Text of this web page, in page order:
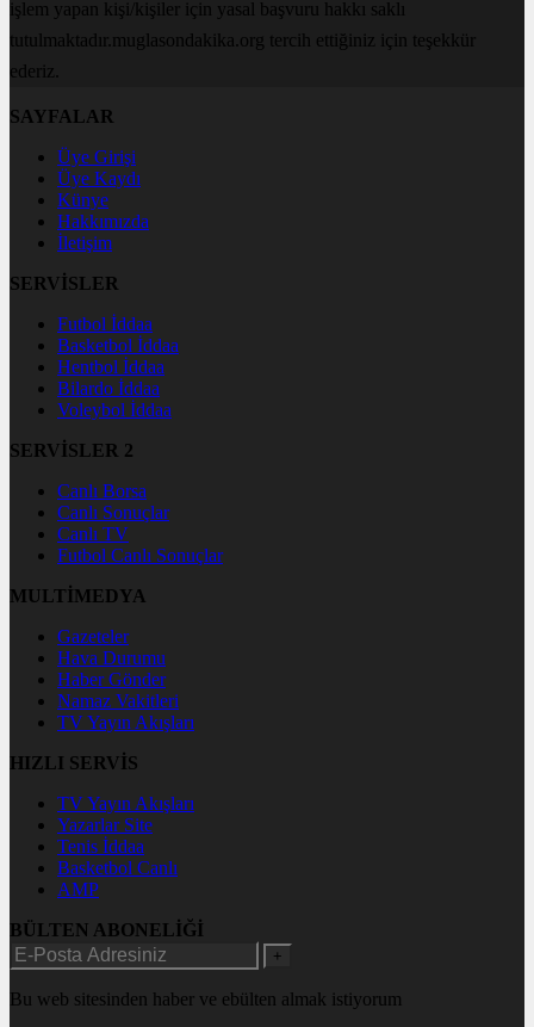
işlem yapan kişi/kişiler için yasal başvuru hakkı saklı
tutulmaktadır.muglasondakika.org tercih ettiğiniz için teşekkür
ederiz.
SAYFALAR
Üye Girişi
Üye Kaydı
Künye
Hakkımızda
İletişim
SERVİSLER
Futbol İddaa
Basketbol İddaa
Hentbol İddaa
Bilardo İddaa
Voleybol İddaa
SERVİSLER 2
Canlı Borsa
Canlı Sonuçlar
Canlı TV
Futbol Canlı Sonuçlar
MULTİMEDYA
Gazeteler
Hava Durumu
Haber Gönder
Namaz Vakitleri
TV Yayın Akışları
HIZLI SERVİS
TV Yayın Akışları
Yazarlar Site
Tenis İddaa
Basketbol Canlı
AMP
BÜLTEN ABONELİĞİ
+
Bu web sitesinden haber ve ebülten almak istiyorum